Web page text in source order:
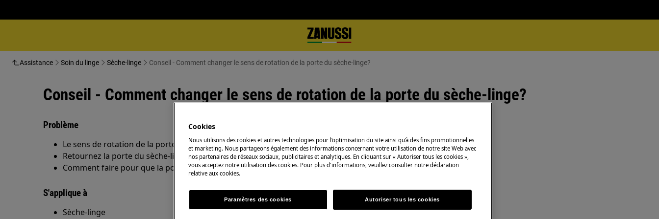
Assistance Soin du linge Sèche-linge Conseil - Comment changer le sens de rotation de la porte du sèche-linge?
Conseil - Comment changer le sens de rotation de la porte du sèche-linge?
Problème
Le sens de rotation de la porte du sèche-linge peut-il être modifié?
Retournez la porte du sèche-linge.
Comment faire pour que la porte du sèche-linge s'ouvre différemment?
S'applique à
Sèche-linge
Cookies
Nous utilisons des cookies et autres technologies pour l’optimisation du site ainsi qu’à des fins promotionnelles
et marketing. Nous partageons également des informations concernant votre utilisation de notre site Web avec
nos partenaires de réseaux sociaux, publicitaires et analytiques. En cliquant sur « Autoriser tous les cookies »,
vous acceptez notre utilisation des cookies. Pour plus d'informations, veuillez consulter notre déclaration
relative aux cookies.
Paramètres des cookies Autoriser tous les cookies